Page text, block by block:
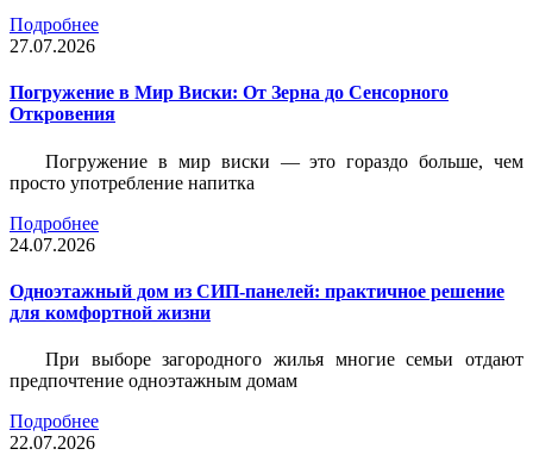
Подробнее
27.07.2026
Погружение в Мир Виски: От Зерна до Сенсорного
Откровения
Погружение в мир виски — это гораздо больше, чем
просто употребление напитка
Подробнее
24.07.2026
Одноэтажный дом из СИП-панелей: практичное решение
для комфортной жизни
При выборе загородного жилья многие семьи отдают
предпочтение одноэтажным домам
Подробнее
22.07.2026